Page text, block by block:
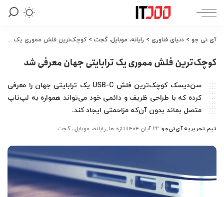
آی تی جو > دنیای فناوری > رایانه، موبایل، گجت > کوچک‌ترین فلش مموری یک ترابایتی جهان معرفی شد
کوچک‌ترین فلش مموری یک ترابایتی جهان معرفی شد
سن‌دیسک کوچک‌ترین فلش USB-C یک ترابایتی جهان را معرفی
کرده که با طراحی ظریف و دائمی خود می‌تواند همواره به لپ‌تاپ
متصل بماند بدون آن‌که مزاحمتی ایجاد کند.
ارسال
توسط
تیم تحریریه آی‌تی‌جو ۲۲ آبان ۱۴۰۴ تازه ها رایانه، موبایل، گجت